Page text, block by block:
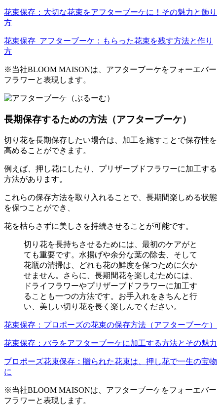
花束保存：大切な花束をアフターブーケに！その魅力と飾り
方
花束保存_アフターブーケ：もらった花束を残す方法と作り
方
※当社BLOOM MAISONは、アフターブーケをフォーエバー
フラワーと表現します。
長期保存するための方法（アフターブーケ）
切り花を長期保存したい場合は、加工を施すことで保存性を
高めることができます。
例えば、押し花にしたり、プリザーブドフラワーに加工する
方法があります。
これらの保存方法を取り入れることで、長期間楽しめる状態
を保つことができ、
花を枯らさずに美しさを持続させることが可能です。
切り花を長持ちさせるためには、最初のケアがと
ても重要です。水揚げや余分な葉の除去、そして
花瓶の清掃は、どれも花の鮮度を保つために欠か
せません。さらに、長期間花を楽しむためには、
ドライフラワーやプリザーブドフラワーに加工す
ることも一つの方法です。お手入れをきちんと行
い、美しい切り花を長く楽しんでください。
花束保存：プロポーズの花束の保存方法（アフターブーケ）
花束保存：バラをアフターブーケに加工する方法とその魅力
プロポーズ花束保存：贈られた花束は、押し花で一生の宝物
に
※当社BLOOM MAISONは、アフターブーケをフォーエバー
フラワーと表現します。